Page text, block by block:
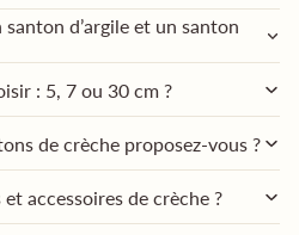
d’argile et un santon
: 5, 7 ou 30 cm ?
de crèche proposez-vous ?
accessoires de crèche ?